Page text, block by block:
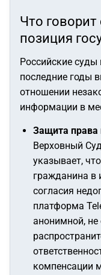
Что говорит
позиция
Российские
последние годы
отношении
информации в
Защита права
Верховный
указывает,
гражданина в
согласия
платформа
анонимной,
компенсации